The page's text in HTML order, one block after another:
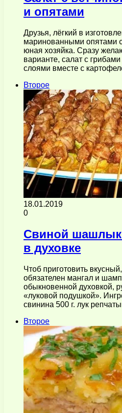
и опятами
Друзья, лёгкий в
маринованными опятами
юная хозяйка. Сразу
варианте, салат с
слоями вместе с
Второе
18.01.2019
0
Свиной шашлык
в духовке
Чтоб приготовить
обязателен мангал и
обыкновенной духовкой,
«луковой подушкой».
свинина 500 г. лук
Второе